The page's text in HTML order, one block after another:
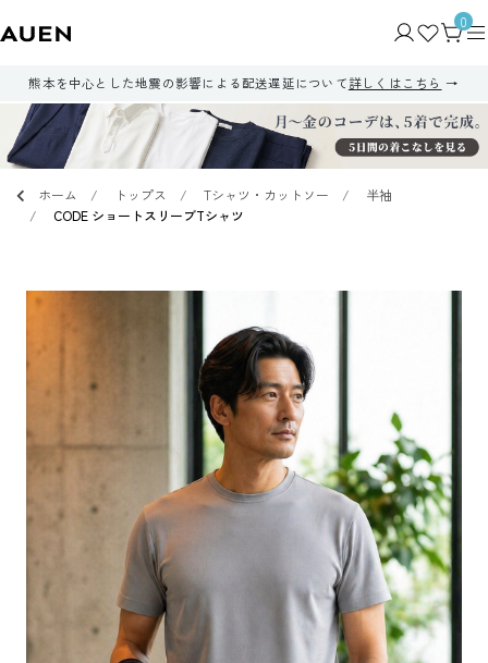
0
熊本を中心とした地震の影響による配送遅延について詳しくはこちら
ホーム トップス Tシャツ・カットソー
半袖
CODE ショートスリーブTシャツ